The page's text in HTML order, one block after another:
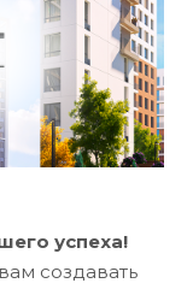
успеха!
создавать